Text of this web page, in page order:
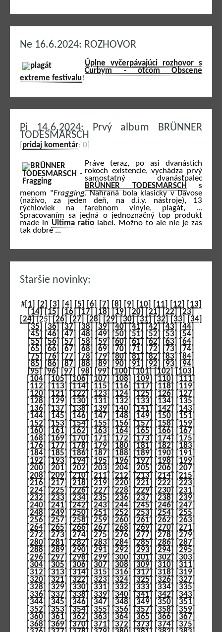
Ne 16.6.2024: ROZHOVOR
Úplne vyčerpávajúci rozhovor s
Čurbym - otcom Obscene
extreme festivalu!
Pi 14.6.2024: Prvý album BRÜNNER
TODESMARSCH
pridaj komentár: 0]
Práve teraz, po asi dvanástich
rokoch existencie, vychádza prvý
samostatný dvanásťpalec
BRÜNNER TODESMARSCH
s
menom "Fragging. Nahraná bola klasicky v Davose
(naživo, za jeden deň, na d.i.y. nástroje), 13
rýchloviek na farebnom vinyle, plagát, ...
Spracovaním sa jedná o jednoznačný top produkt
made in Ultima ratio label. Možno to ale nie je zas
tak dobré ...
Staršie novinky:
#[1] [2] [3] [4] [5] [6] [7] [8] [9] [10] [11] [12]
[13]
[14] [15] [16] [17] [18] [19] [20] [21] [22] [23]
[24][25][26] [27] [28] [29] [30] [31] [32] [33] [34]
[35]
[36] [37] [38] [39] [40] [41] [42] [43] [44]
[45] [46] [47] [48] [49] [50] [51] [52] [53] [54]
[55] [56] [57] [58] [59] [60] [61] [62] [63] [64]
[65] [66] [67] [68] [69] [70] [71] [72] [73] [74]
[75] [76] [77] [78] [79] [80] [81] [82] [83] [84]
[85] [86] [87] [88] [89] [90] [91] [92] [93] [94]
[95] [96] [97] [98] [99] [100] [101] [102] [103]
[104] [105] [106] [107] [108] [109] [110] [111]
[112] [113] [114] [115] [116] [117] [118] [119]
[120] [121] [122] [123] [124] [125] [126] [127]
[128] [129] [130] [131] [132] [133] [134] [135]
[136] [137] [138] [139] [140] [141] [142] [143]
[144] [145] [146] [147] [148] [149] [150] [151]
[152] [153] [154] [155] [156] [157] [158] [159]
[160] [161] [162] [163] [164] [165] [166] [167]
[168] [169] [170] [171] [172] [173] [174] [175]
[176] [177] [178] [179] [180] [181] [182] [183]
[184] [185] [186] [187] [188] [189] [190] [191]
[192] [193] [194] [195] [196] [197] [198] [199]
[200] [201] [202] [203] [204] [205] [206] [207]
[208] [209] [210] [211] [212] [213] [214] [215]
[216] [217] [218] [219] [220] [221] [222] [223]
[224] [225] [226] [227] [228] [229] [230] [231]
[232] [233] [234] [235] [236] [237] [238] [239]
[240] [241] [242] [243] [244] [245] [246] [247]
[248] [249] [250] [251] [252] [253] [254] [255]
[256] [257] [258] [259] [260] [261] [262] [263]
[264] [265] [266] [267] [268] [269] [270] [271]
[272] [273] [274] [275] [276] [277] [278] [279]
[280] [281] [282] [283] [284] [285] [286] [287]
[288] [289] [290] [291] [292] [293] [294] [295]
[296] [297] [298] [299] [300] [301] [302] [303]
[304] [305] [306] [307] [308] [309] [310] [311]
[312] [313] [314] [315] [316] [317] [318] [319]
[320] [321] [322] [323] [324] [325] [326] [327]
[328] [329] [330] [331] [332] [333] [334] [335]
[336] [337] [338] [339] [340] [341] [342] [343]
[344] [345] [346] [347] [348] [349] [350] [351]
[352] [353] [354] [355] [356] [357] [358] [359]
[360] [361] [362] [363] [364] [365] [366] [367]
[368] [369] [370] [371] [372] [373] [374] [375]